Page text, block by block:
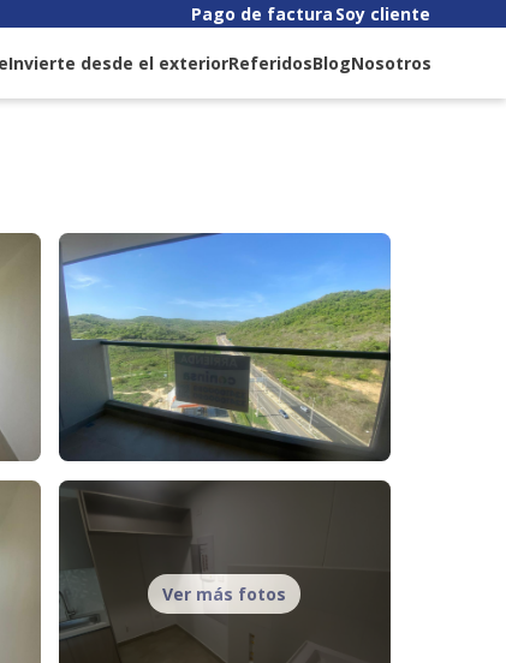
Pago de factura Soy cliente
Invierte desde el exteriorReferidosBlogNosotros
Ver más fotos